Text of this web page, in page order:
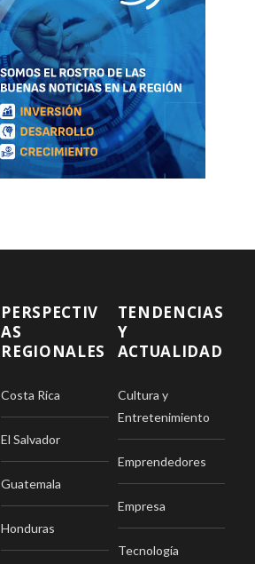
PERSPECTIV
AS
REGIONALES
Costa Rica
El Salvador
Guatemala
Honduras
TENDENCIAS
Y
ACTUALIDAD
Cultura y
Entretenimiento
Emprendedores
Empresa
Tecnología